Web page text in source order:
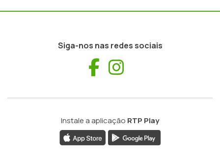
Siga-nos nas redes sociais
Facebook
Instale a aplicação RTP Play